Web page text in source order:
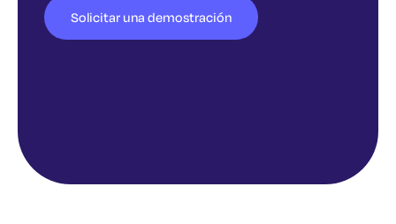
Solicitar una demostración